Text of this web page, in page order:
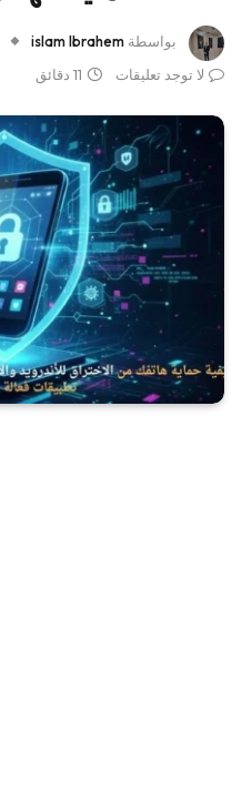
بواسطة islam Ibrahem
لا توجد تعليقات
11 دقائق